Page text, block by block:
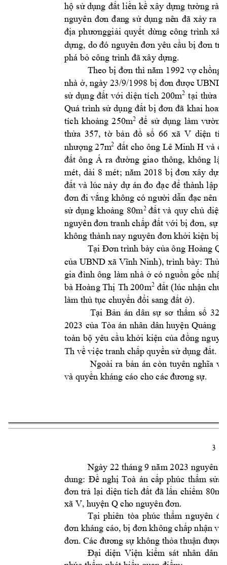
hộ sử dụng đất liền kề xây dựng tường rào,
nguyên đơn đang sử dụng nên đã xảy ra
địa phươnggiải quyết dừng công trình xây
dựng, do đó nguyên đơn yêu cầu bị đơn trả
phá bỏ công trình đã xây dựng.
Theo bị đơn thì năm 1 992 vợ chồng
nhà ở, ngày 23/9/1998 bị đơn được UBND
sử dụng đất với diện tích 200m2 tại thửa
Quá trình sử dụng đất bị đơn đã khai
tích khoảng 250m2 để sử dụng làm vườn.
thửa 357, tờ bản đồ số 66 xã V diện
nhượng 27m2 đất cho ông Lê Minh H và
đất ông Á ra đường giao thông, không lập
mét, dài 8 mét; năm 2018 bị đơn xây
đất và lúc này dự án đo đạc để thành lập
đơn đi vắng không có người dẫn đạc nên
sử dụng khoảng 80m2 đất và quy chủ diện
nguyên đơn tranh chấp đất với bị đơn, sự
không thành nay nguyên đơn khởi kiện bị
Tại Đơn trình bày của ông Hoàng
của UBND xã Vĩnh Ninh), trình bày: Thửa
gia đình ông làm nhà ở có nguồn gốc nhận
bà Hoàng Thị Th 200m2 đất (lúc nhận chuy
làm thủ tục chuyển đổi sang đất ở).
Tại Bản án dân sự sơ thẩm số 32/
2023 của Tòa án nhân dân huyện Quảng
toàn bộ yêu cầu khởi kiện của đồng
Th về việc tranh chấp quyền sử dụng đất.
Ngoài ra bản án còn tuyên nghĩa
và quyền kháng cáo cho các đương sự.
3
Ngày 22 tháng 9 năm 2023 nguyên
dung: Đề nghị Toà án cấp phúc thẩm sửa
đơn trả lại diện tích đất đã lấn chiếm 80m
xã V, huyện Q cho nguyên đơn.
Tại phiên tòa phúc thẩm nguyên
đơn kháng cáo, bị đơn không chấp nhận
đơn. Các đương sự không thỏa thuận được
Đại diện Viện kiểm sát nhân dân